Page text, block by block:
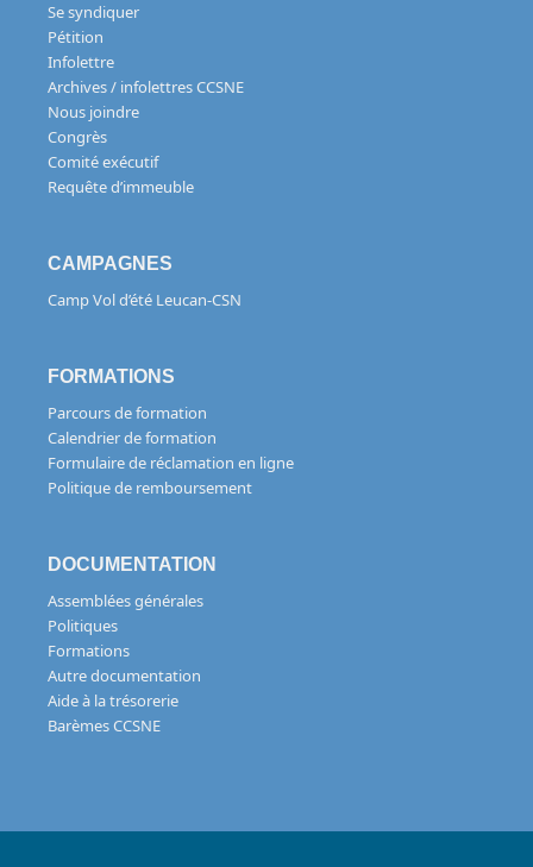
Se syndiquer
Pétition
Infolettre
Archives / infolettres CCSNE
Nous joindre
Congrès
Comité exécutif
Requête d’immeuble
CAMPAGNES
Camp Vol d’été Leucan-CSN
FORMATIONS
Parcours de formation
Calendrier de formation
Formulaire de réclamation en ligne
Politique de remboursement
DOCUMENTATION
Assemblées générales
Politiques
Formations
Autre documentation
Aide à la trésorerie
Barèmes CCSNE